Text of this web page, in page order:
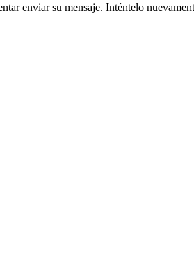
enviar su mensaje. Inténtelo